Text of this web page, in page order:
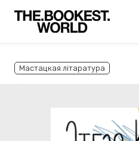
Мастацкая літаратура